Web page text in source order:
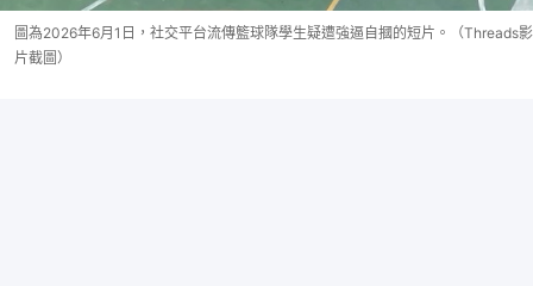
圖為2026年6月1日，社交平台流傳籃球隊學生疑遭強逼自摑的短片。（Threads影
片截圖）